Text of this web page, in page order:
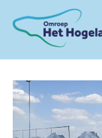
content